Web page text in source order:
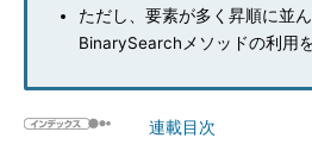
ただし、要素が多く昇順に並
BinarySearchメソッドの利用
連載目次